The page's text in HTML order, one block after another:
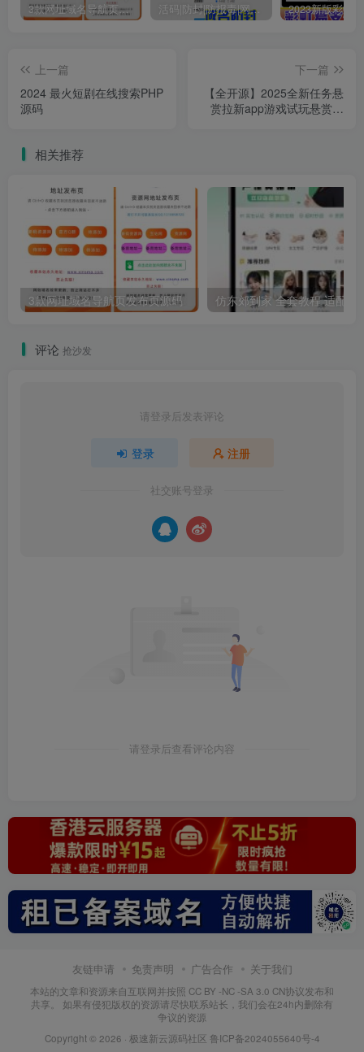
3款网址域名导航页发布页源码 活码|防封|防报毒|网址跳转|多网址跳转|活码生成
上一篇
2024 最火短剧在线搜索PHP
源码
下一篇
【全开源】2025全新任务悬
赏拉新app游戏试玩悬赏猫
相关推荐
3款网址域名导航页发布页源码
评论 抢沙发
请登录后发表评论
登录 注册
社交账号登录
请登录后查看评论内容
友链申请 免责声明 广告合作 关于我们
本站的文章和资源来自互联网并按照 CC BY -NC -SA 3.0 CN协议发布和
共享。 如果有侵犯版权的资源请尽快联系站长，我们会在24h内删除有
争议的资源
Copyright © 2026 · 极速新云源码社区 鲁ICP备2024055640号-4